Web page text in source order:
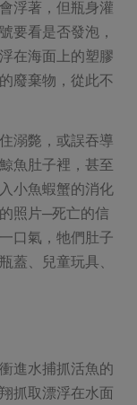
浮著，但瓶身灌
要看是否發泡，
在海面上的塑膠
廢棄物，從此不
溺斃，或誤吞導
魚肚子裡，甚至
小魚蝦蟹的消化
照片─死亡的信
口氣，牠們肚子
蓋、兒童玩具、
進水捕抓活魚的
抓取漂浮在水面